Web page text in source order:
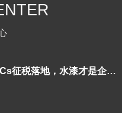
当VOCs征税落地，水漆才是企业绿色转型